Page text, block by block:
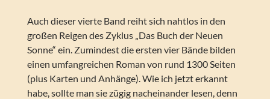
Auch dieser vierte Band reiht sich nahtlos in den
großen Reigen des Zyklus „Das Buch der Neuen
Sonne“ ein. Zumindest die ersten vier Bände bilden
einen umfangreichen Roman von rund 1300 Seiten
(plus Karten und Anhänge). Wie ich jetzt erkannt
habe, sollte man sie zügig nacheinander lesen, denn